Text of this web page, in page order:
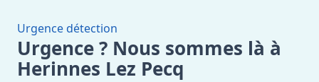
Urgence détection
Urgence ? Nous sommes là à
Herinnes Lez Pecq